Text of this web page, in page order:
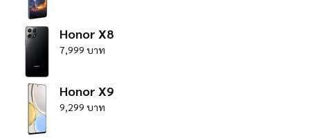
Honor X8
7,999 บาท
Honor X9
9,299 บาท